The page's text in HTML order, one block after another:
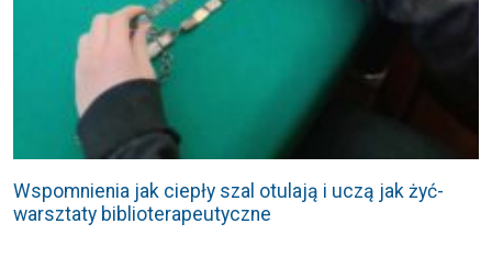
Wspomnienia jak ciepły szal otulają i uczą jak żyć-
warsztaty biblioterapeutyczne